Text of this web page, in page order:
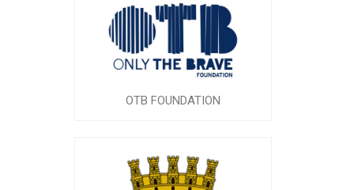
OTB FOUNDATION